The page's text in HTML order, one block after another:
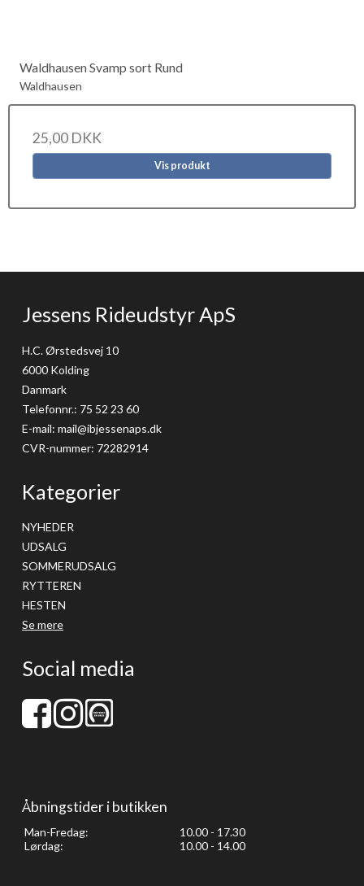
Waldhausen Svamp sort Rund
Waldhausen
25,00 DKK
Vis produkt
Jessens Rideudstyr ApS
H.C. Ørstedsvej 10
6000 Kolding
Danmark
Telefonnr.: 75 52 23 60
E-mail: mail@ibjessenaps.dk
CVR-nummer: 72282914
Kategorier
NYHEDER
UDSALG
SOMMERUDSALG
RYTTEREN
HESTEN
Se mere
Social media
Åbningstider i butikken
Man-Fredag:
10.00 - 17.30
Lørdag:
10.00 - 14.00